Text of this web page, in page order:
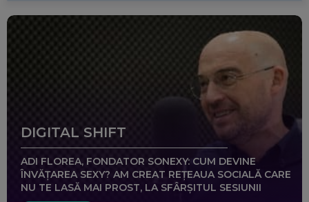
DIGITAL SHIFT
ADI FLOREA, FONDATOR SONEXY: CUM DEVINE
ÎNVĂȚAREA SEXY? AM CREAT REȚEAUA SOCIALĂ CARE
NU TE LASĂ MAI PROST, LA SFÂRȘITUL SESIUNII